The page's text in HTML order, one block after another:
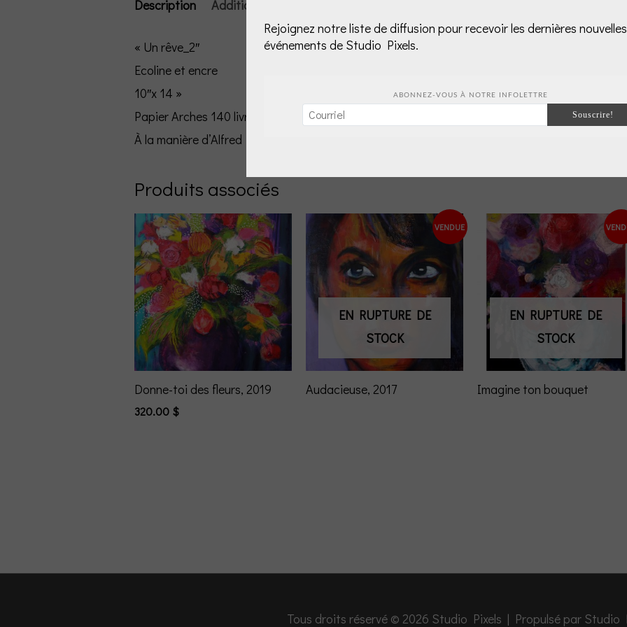
Description Additional information
« Un rêve_2″
Ecoline et encre
10″x 14 »
Papier Arches 140 livres 100% coton à faire encadrer
À la manière d’Alfred Pellan «les bestiaires »
Produits associés
Donne-toi des fleurs, 2019
320.00 $
VENDUE
EN RUPTURE DE
STOCK
Audacieuse, 2017
EN RUPTURE DE
STOCK
Imagine ton bouquet
Tous droits réservé © 2026 Studio Pixels | Propulsé par Studio
Rejoignez notre liste de diffusion pour recevoir les dernières
événements de Studio Pixels.
ABONNEZ-VOUS À NOTRE INFOLETTRE